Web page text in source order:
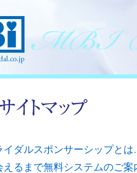
イダルスポンサーシップと
えるまで無料システムのご案